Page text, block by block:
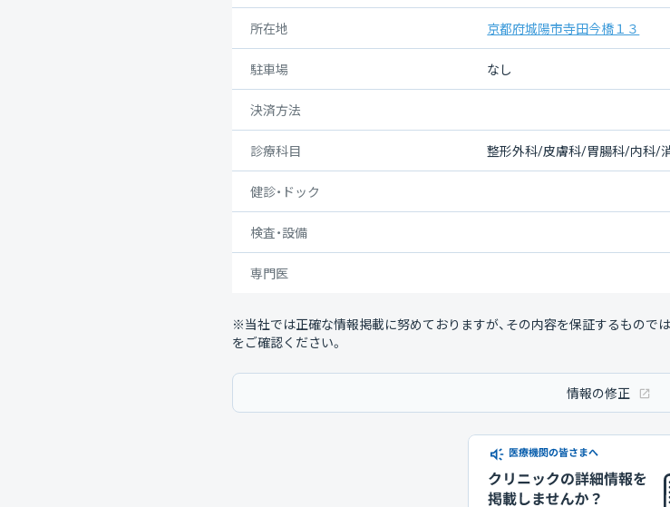
所在地 京都府城陽市寺田今橋１３
駐車場 なし
決済方法
診療科目 整形外科/皮膚科/胃腸科/内科/
健診・ドック
検査・設備
専門医
※当社では正確な情報掲載に努めておりますが、その内容を保証するもので
をご確認ください。
情報の修正